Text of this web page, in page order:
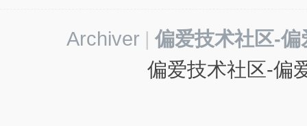
Archiver | 偏爱技术社区-
偏爱技术社区-偏